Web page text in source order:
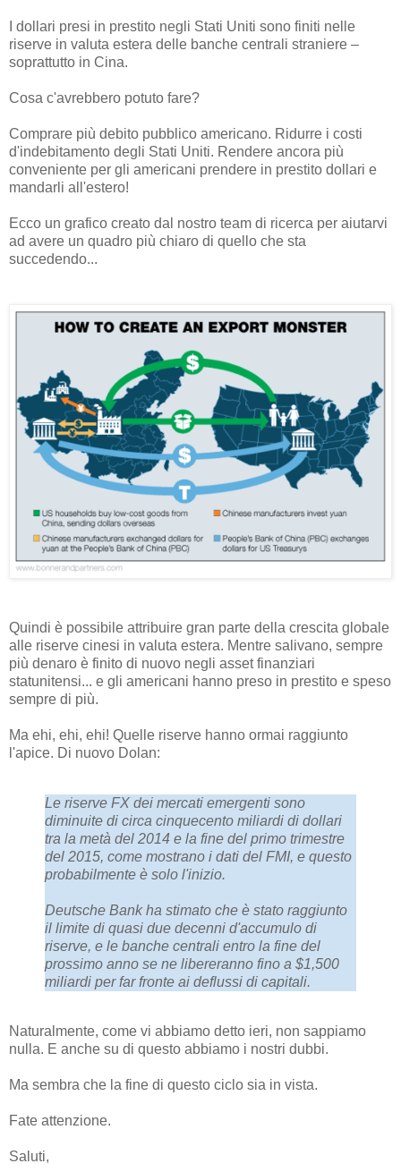
I dollari presi in prestito negli Stati Uniti sono finiti nelle
riserve in valuta estera delle banche centrali straniere –
soprattutto in Cina.
Cosa c'avrebbero potuto fare?
Comprare più debito pubblico americano. Ridurre i costi
d'indebitamento degli Stati Uniti. Rendere ancora più
conveniente per gli americani prendere in prestito dollari e
mandarli all'estero!
Ecco un grafico creato dal nostro team di ricerca per aiutarvi
ad avere un quadro più chiaro di quello che sta
succedendo...
Quindi è possibile attribuire gran parte della crescita globale
alle riserve cinesi in valuta estera. Mentre salivano, sempre
più denaro è finito di nuovo negli asset finanziari
statunitensi... e gli americani hanno preso in prestito e speso
sempre di più.
Ma ehi, ehi, ehi! Quelle riserve hanno ormai raggiunto
l'apice. Di nuovo Dolan:
Le riserve FX dei mercati emergenti sono
diminuite di circa cinquecento miliardi di dollari
tra la metà del 2014 e la fine del primo trimestre
del 2015, come mostrano i dati del FMI, e questo
probabilmente è solo l'inizio.
Deutsche Bank ha stimato che è stato raggiunto
il limite di quasi due decenni d'accumulo di
riserve, e le banche centrali entro la fine del
prossimo anno se ne libereranno fino a $1,500
miliardi per far fronte ai deflussi di capitali.
Naturalmente, come vi abbiamo detto ieri, non sappiamo
nulla. E anche su di questo abbiamo i nostri dubbi.
Ma sembra che la fine di questo ciclo sia in vista.
Fate attenzione.
Saluti,